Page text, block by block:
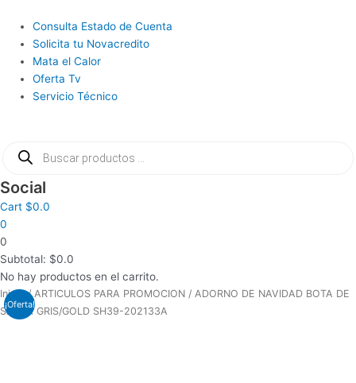
contenido
Main
Menu
Consulta Estado de Cuenta
Solicita tu Novacredito
Mata el Calor
Oferta Tv
Servicio Técnico
productos
Social
Cart $0.0
0
0
Subtotal: $0.0
No hay productos en el carrito.
Inicio/ ARTICULOS PARA PROMOCION / ADORNO DE NAVIDAD BOTA DE
SANTA GRIS/GOLD SH39-202133A
¡Oferta!
El
precio
El
precio
COMBO
TECLADO/MOUSE